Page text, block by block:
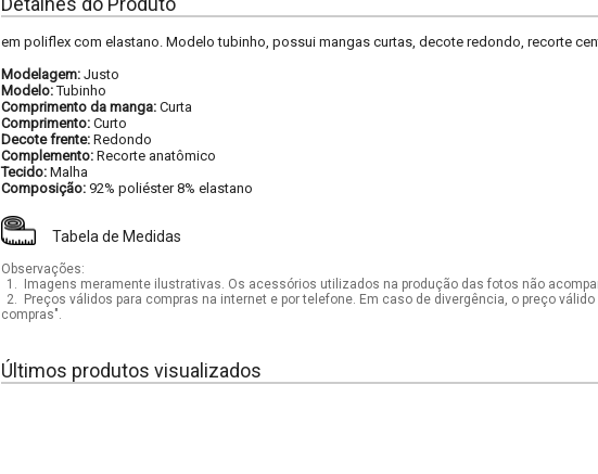
em poliflex com elastano. Modelo tubinho, possui mangas curtas, decote redondo, recorte
Modelagem: Justo
Modelo:Tubinho
Comprimento da manga: Curta
Comprimento: Curto
Decote frente: Redondo
Complemento: Recorte anatômico
Tecido: Malha
Composição: 92% poliéster 8% elastano
Tabela de Medidas
Observações:
1.
Imagens meramente ilustrativas. Os acessórios utilizados na produção das fotos não
2.
Preços válidos para compras na internet e por telefone. Em caso de divergência, o preço
compras".
Últimos produtos visualizados